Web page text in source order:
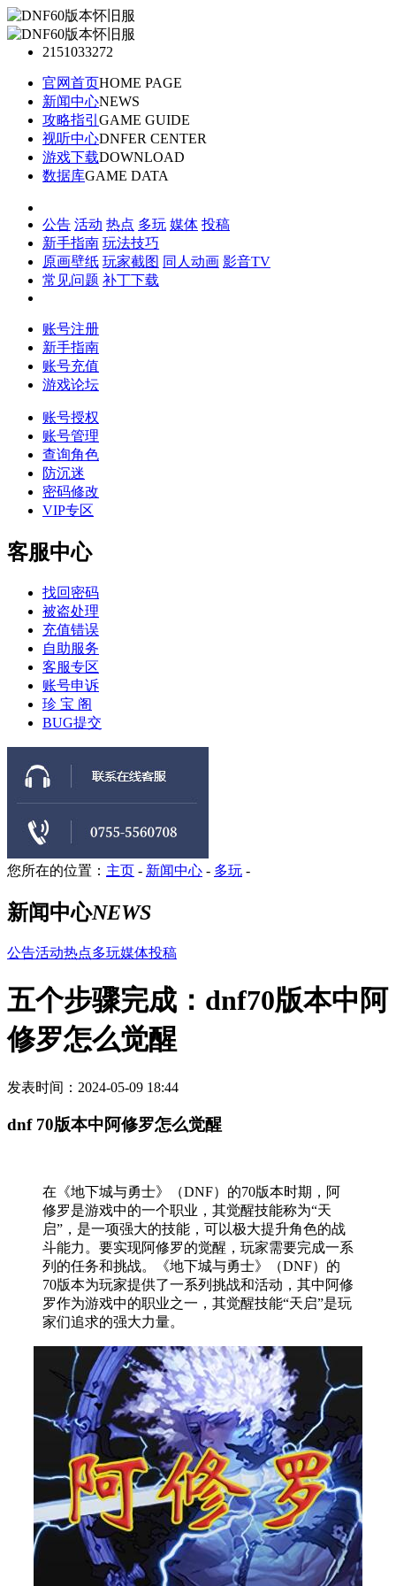
2151033272
官网首页HOME PAGE
新闻中心NEWS
攻略指引GAME GUIDE
视听中心DNFER CENTER
游戏下载DOWNLOAD
数据库GAME DATA
公告 活动 热点 多玩 媒体 投稿
新手指南 玩法技巧
原画壁纸 玩家截图 同人动画 影音TV
常见问题 补丁下载
账号注册
新手指南
账号充值
游戏论坛
账号授权
账号管理
查询角色
防沉迷
密码修改
VIP专区
客服中心
找回密码
被盗处理
充值错误
自助服务
客服专区
账号申诉
珍 宝 阁
BUG提交
您所在的位置： 主页 新闻中心 多玩
新闻中心NEWS
公告活动热点多玩媒体投稿
五个步骤完成：dnf70版本中阿
修罗怎么觉醒
发表时间：2024-05-09 18:44
dnf 70版本中阿修罗怎么觉醒
在《地下城与勇士》（DNF）的70版本时期，阿
修罗是游戏中的一个职业，其觉醒技能称为“天
启”，是一项强大的技能，可以极大提升角色的战
斗能力。要实现阿修罗的觉醒，玩家需要完成一系
列的任务和挑战。《地下城与勇士》（DNF）的
70版本为玩家提供了一系列挑战和活动，其中阿修
罗作为游戏中的职业之一，其觉醒技能“天启”是玩
家们追求的强大力量。